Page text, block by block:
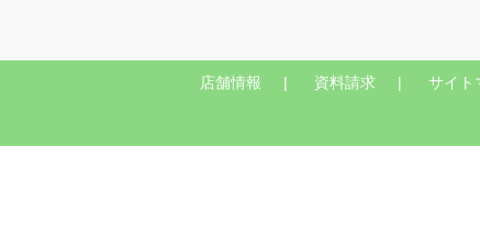
店舗情報 資料請求 サイト